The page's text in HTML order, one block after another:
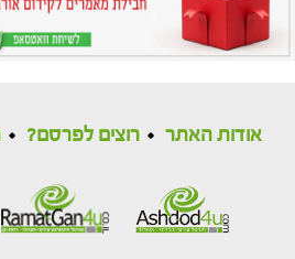
אודות האתר רוצים לפרסם?